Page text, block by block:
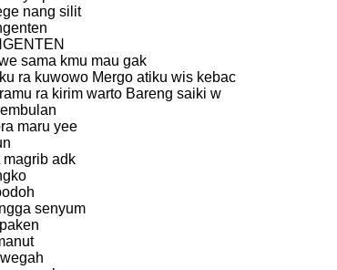
nang silit
sama kmu mau gak
ra kuwowo Mergo atiku wis kebac
ra kirim warto Bareng saiki w
maru yee
adk
senyum